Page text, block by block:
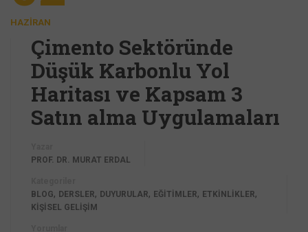
HAZIRAN
Çimento Sektöründe
Düşük Karbonlu Yol
Haritası ve Kapsam 3
Satın alma Uygulamaları
PROF. DR. MURAT ERDAL
BLOG, DERSLER, DUYURULAR, EĞİTİMLER, ETKİNLİKLER,
KİŞİSEL GELİŞİM